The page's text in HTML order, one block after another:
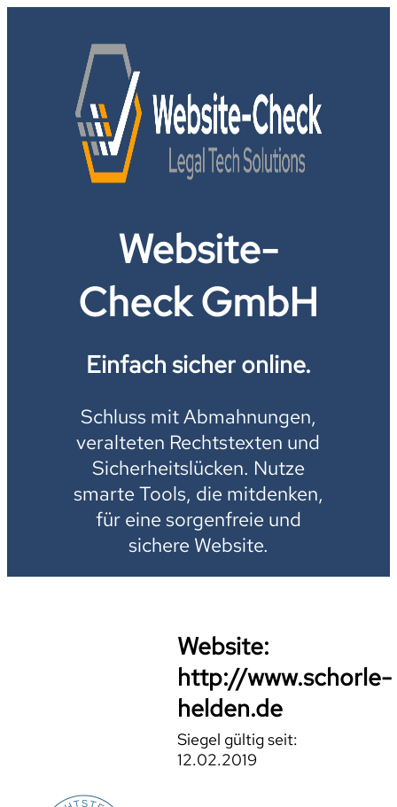
Website-
Check GmbH
Einfach sicher online.
Schluss mit Abmahnungen,
veralteten Rechtstexten und
Sicherheitslücken. Nutze
smarte Tools, die mitdenken,
für eine sorgenfreie und
sichere Website.
Website:
http://www.schorle-
helden.de
Siegel gültig seit:
12.02.2019